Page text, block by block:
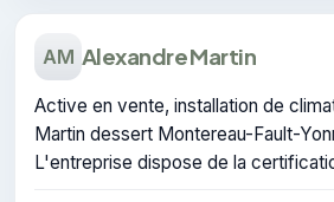
AM Alexandre Martin
Active en vente, installation de
Martin dessert Montereau-Fault-
L'entreprise dispose de la